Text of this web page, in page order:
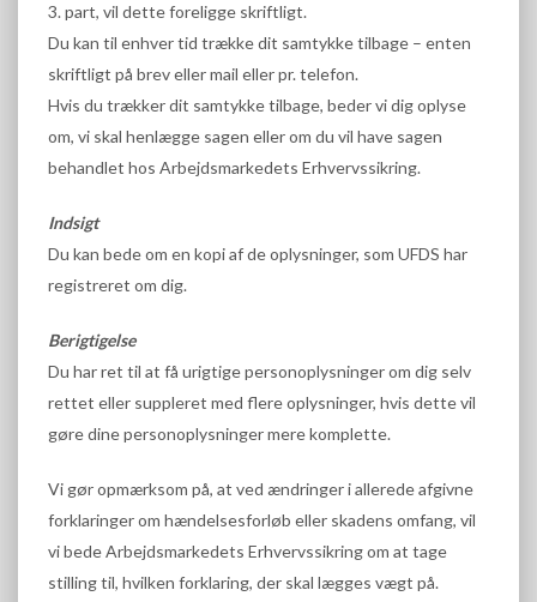
3. part, vil dette foreligge skriftligt.
Du kan til enhver tid trække dit samtykke tilbage – enten
skriftligt på brev eller mail eller pr. telefon.
Hvis du trækker dit samtykke tilbage, beder vi dig oplyse
om, vi skal henlægge sagen eller om du vil have sagen
behandlet hos Arbejdsmarkedets Erhvervssikring.
Indsigt
Du kan bede om en kopi af de oplysninger, som UFDS har
registreret om dig.
Berigtigelse
Du har ret til at få urigtige personoplysninger om dig selv
rettet eller suppleret med flere oplysninger, hvis dette vil
gøre dine personoplysninger mere komplette.
Vi gør opmærksom på, at ved ændringer i allerede afgivne
forklaringer om hændelsesforløb eller skadens omfang, vil
vi bede Arbejdsmarkedets Erhvervssikring om at tage
stilling til, hvilken forklaring, der skal lægges vægt på.